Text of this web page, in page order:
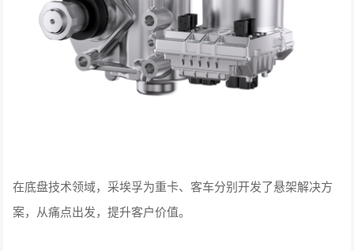
在底盘技术领域，采埃孚为重卡、客车分别开发了悬架解决方
案，从痛点出发，提升客户价值。